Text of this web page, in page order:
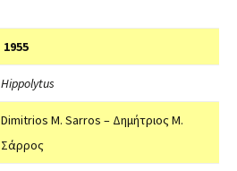
1955
Hippolytus
Dimitrios M. Sarros – Δημήτριος Μ.
Σάρρος